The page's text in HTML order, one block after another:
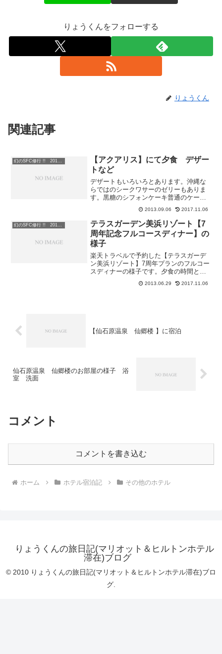
りょうくんをフォローする
りょうくん
関連記事
【アクアリス】にて夕食 デザー
トなど
デザートもいろいろとあります。沖縄な
らではのシークワサーのゼリーもありま
す。黒糖のシフォンケーキ普通のケーキ
もありますよそれではいただきます。ち
なみにこれは１回目… 三回目まで頂き
ました。デザート１回目デザートは２回
頂きました。さて、お腹も...
2013.09.06 2017.11.06
幻のSFC修行 !! 2013年 第２弾 沖縄SINタッチ編
テラスガーデン美浜リゾート【7
周年記念フルコースディナー】の
様子
楽天トラベルで予約した【テラスガーデ
ン美浜リゾート】7周年プランのフルコー
スディナーの様子です。夕食の時間とな
り【テラスガーデン美浜リゾート】内2階
のレストランにきました。今回楽天トラ
2013.06.29 2017.11.06
【仙石原温泉 仙郷楼 】に宿泊
仙石原温泉 仙郷楼のお部屋の様子 浴
室 洗面
コメント
コメントを書き込む
ホーム ホテル宿泊記 その他のホテル
りょうくんの旅日記(マリオット＆ヒルトンホテル
滞在)ブログ
© 2010 りょうくんの旅日記(マリオット＆ヒルトンホテル滞在)ブロ
グ.